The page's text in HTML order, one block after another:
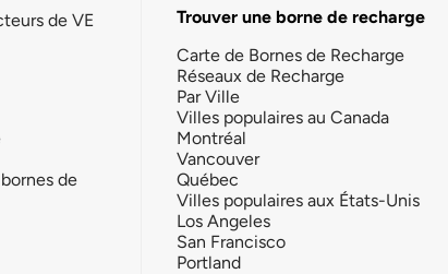
de VE
de
Trouver une borne de recharge
Carte de Bornes de Recharge
Réseaux de Recharge
Par Ville
Villes populaires au Canada
Montréal
Vancouver
Québec
Villes populaires aux États-Unis
Los Angeles
San Francisco
Portland